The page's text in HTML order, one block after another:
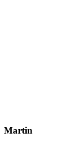
Martin